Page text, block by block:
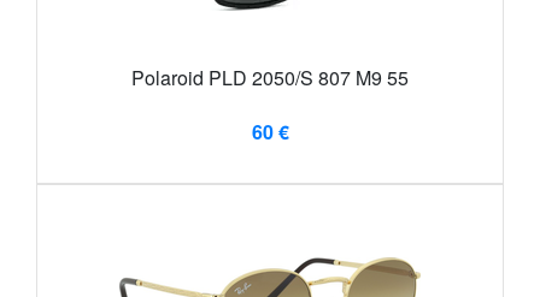
Polaroid PLD 2050/S 807 M9 55
60 €